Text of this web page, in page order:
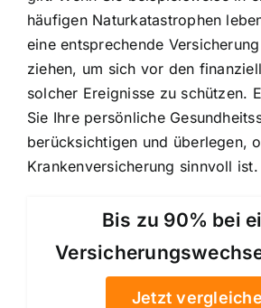
häufigen Naturkatastrophen
eine entsprechende
ziehen, um sich vor den
solcher Ereignisse zu schützen.
Sie Ihre persönliche
berücksichtigen und überlegen,
Krankenversicherung sinnvoll ist.
Bis zu 90% bei
Jetzt